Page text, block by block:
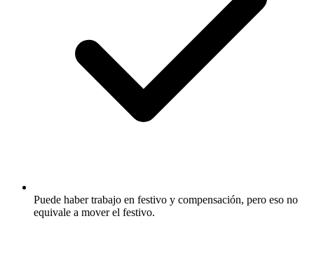
Puede haber trabajo en festivo y compensación, pero eso no
equivale a mover el festivo.